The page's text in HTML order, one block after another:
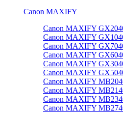
Canon MAXIFY
Canon MAXIFY
Canon MAXIFY
Canon MAXIFY
Canon MAXIFY
Canon MAXIFY
Canon MAXIFY
Canon MAXIFY
Canon MAXIFY
Canon MAXIFY
Canon MAXIFY